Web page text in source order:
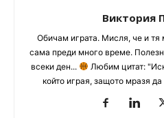
Виктория
Обичам играта. Мисля, че и тя
сама преди много време.
всеки ден...
Любим цитат:
който играя, защото мразя